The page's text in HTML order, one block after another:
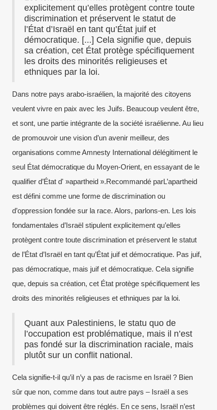
explicitement qu’elles protègent contre toute
discrimination et préservent le statut de
l’État d’Israël en tant qu’État juif et
démocratique. [...] Cela signifie que, depuis
sa création, cet État protège spécifiquement
les droits des minorités religieuses et
ethniques par la loi.
Dans notre pays arabo-israélien, la majorité des citoyens
veulent vivre en paix avec les Juifs. Beaucoup veulent être,
et sont, une partie intégrante de la société israélienne. Au lieu
de promouvoir une vision d’un avenir meilleur, des
organisations comme Amnesty International délégitiment le
seul État démocratique du Moyen-Orient, en essayant de le
qualifier d’État d' »apartheid ».Recommandé parL’apartheid
est défini comme une forme de discrimination ou
d’oppression fondée sur la race. Alors, parlons-en. Les lois
fondamentales d’Israël stipulent explicitement qu’elles
protègent contre toute discrimination et préservent le statut
de l’État d’Israël en tant qu’État juif et démocratique. Pas juif,
pas démocratique, mais juif et démocratique. Cela signifie
que, depuis sa création, cet État protège spécifiquement les
droits des minorités religieuses et ethniques par la loi.
Quant aux Palestiniens, le statu quo de
l’occupation est problématique, mais il n’est
pas fondé sur la discrimination raciale, mais
plutôt sur un conflit national.
Cela signifie-t-il qu’il n’y a pas de racisme en Israël ? Bien
sûr que non, comme dans tout autre pays – Israël a ses
problèmes qui doivent être réglés. En ce sens, Israël n’est